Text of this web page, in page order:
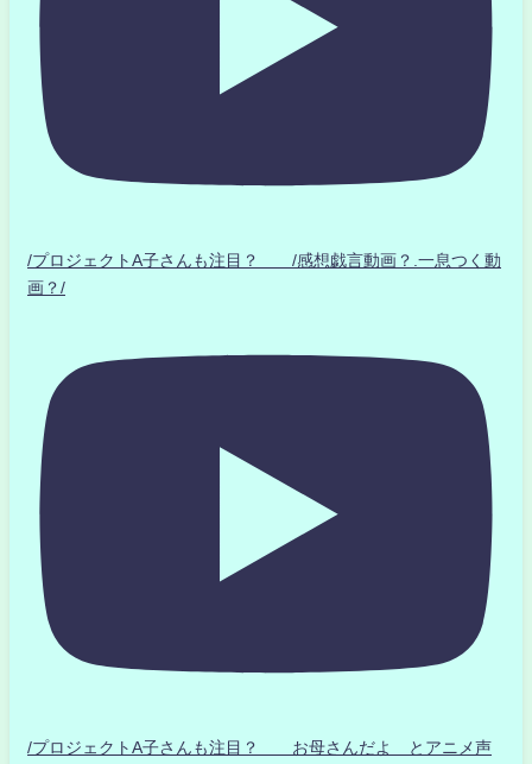
/プロジェクトA子さんも注目？ /感想戯言動画？.一息つく動
画？/
/プロジェクトA子さんも注目？ お母さんだよ とアニメ声